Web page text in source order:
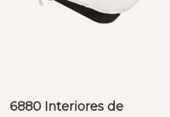
6880 Interiores de